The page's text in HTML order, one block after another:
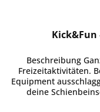
Kick&Fun
Beschreibung
Freizeitaktivitäten.
Equipment
deine